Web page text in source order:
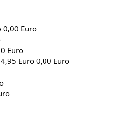
0,00 Euro
Euro
Euro 0,00 Euro